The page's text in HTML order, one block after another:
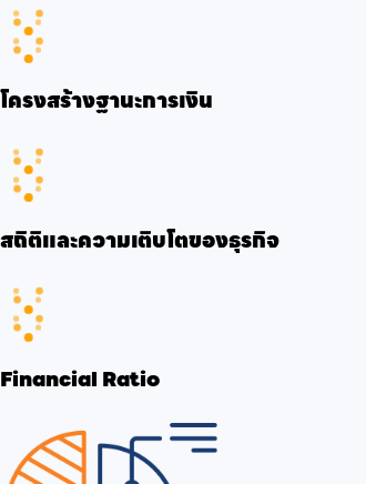
โครงสร้างฐานะการเงิน
สถิติและความเติบโตของธุรกิจ
Financial Ratio